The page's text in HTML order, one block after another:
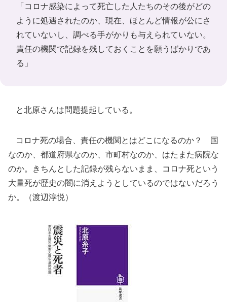
「コロナ感染によって死亡した人たちのその後がどの
ように処遇されたのか、現在、ほとんど情報が公にさ
れていないし、調べる手がかりも与えられていない。
責任の機関で記録を残しておくことを願うばかりであ
る」
と北原さんは問題提起している。
コロナ死の場合、責任の機関とはどこになるのか？ 国
なのか、都道府県なのか、市町村なのか、はたまた病院な
のか。きちんとした記録が残らないまま、コロナ死という
大量死が歴史の闇に消えようとしているのではないだろう
か。（渡辺淳悦）